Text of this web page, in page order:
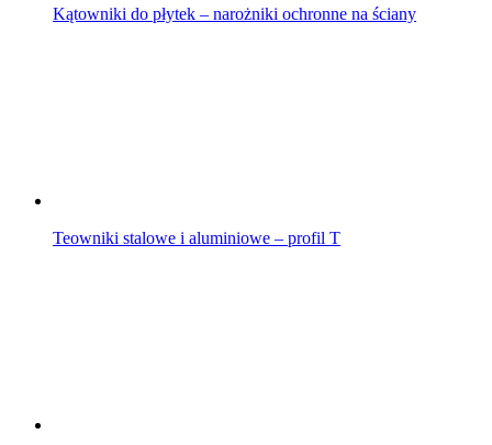
Kątowniki do płytek – narożniki ochronne na ściany
Teowniki stalowe i aluminiowe – profil T